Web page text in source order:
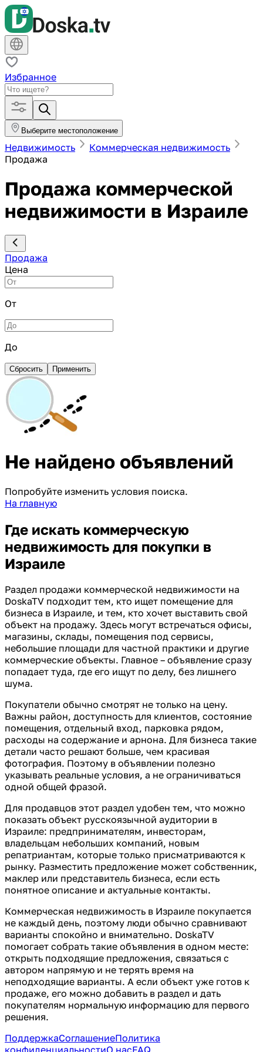
Избранное
Выберите местоположение
Недвижимость
Коммерческая недвижимость
Продажа
Продажа коммерческой
недвижимости в Израиле
Продажа
Цена
От
До
Сбросить Применить
Не найдено объявлений
Попробуйте изменить условия поиска.
На главную
Где искать коммерческую
недвижимость для покупки в
Израиле
Раздел продажи коммерческой недвижимости на
DoskaTV подходит тем, кто ищет помещение для
бизнеса в Израиле, и тем, кто хочет выставить свой
объект на продажу. Здесь могут встречаться офисы,
магазины, склады, помещения под сервисы,
небольшие площади для частной практики и другие
коммерческие объекты. Главное – объявление сразу
попадает туда, где его ищут по делу, без лишнего
шума.
Покупатели обычно смотрят не только на цену.
Важны район, доступность для клиентов, состояние
помещения, отдельный вход, парковка рядом,
расходы на содержание и арнона. Для бизнеса такие
детали часто решают больше, чем красивая
фотография. Поэтому в объявлении полезно
указывать реальные условия, а не ограничиваться
одной общей фразой.
Для продавцов этот раздел удобен тем, что можно
показать объект русскоязычной аудитории в
Израиле: предпринимателям, инвесторам,
владельцам небольших компаний, новым
репатриантам, которые только присматриваются к
рынку. Разместить предложение может собственник,
маклер или представитель бизнеса, если есть
понятное описание и актуальные контакты.
Коммерческая недвижимость в Израиле покупается
не каждый день, поэтому люди обычно сравнивают
варианты спокойно и внимательно. DoskaTV
помогает собрать такие объявления в одном месте:
открыть подходящие предложения, связаться с
автором напрямую и не терять время на
неподходящие варианты. А если объект уже готов к
продаже, его можно добавить в раздел и дать
покупателям нормальную информацию для первого
решения.
ПоддержкаСоглашениеПолитика
конфиденциальностиО насFAQ